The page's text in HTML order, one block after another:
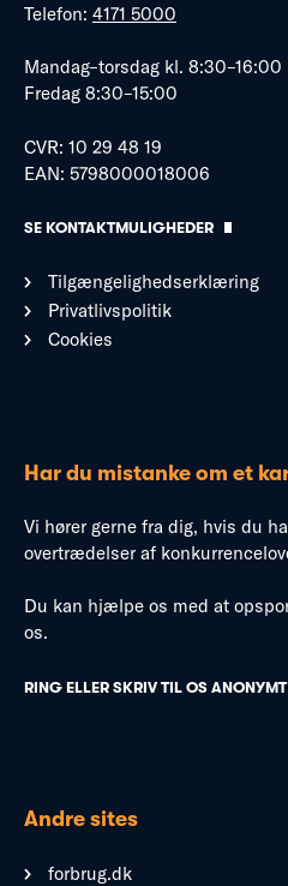
Telefon: 4171 5000
Mandag–torsdag kl. 8:30–16:00
Fredag 8:30–15:00
CVR: 10 29 48 19
EAN: 5798000018006
SE KONTAKTMULIGHEDER
Tilgængelighedserklæring
Privatlivspolitik
Cookies
Har du mistanke om et
Vi hører gerne fra dig, hvis du
overtrædelser af
Du kan hjælpe os med at
os.
RING ELLER SKRIV TIL OS ANONYMT
Andre sites
forbrug.dk